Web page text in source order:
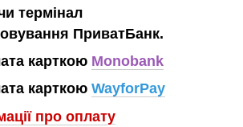
термінал
ПриватБанк.
карткою Monobank
карткою WayforPay
про оплату